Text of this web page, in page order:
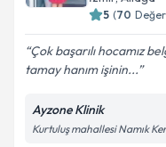
5 (70
Çok başarılı hocamız
tamay hanım işinin...
Ayzone Klinik
Kurtuluş mahallesi Namık